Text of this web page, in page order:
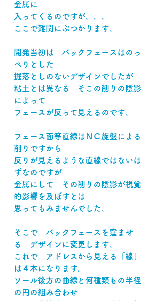
金属に
入ってくるのですが。。。
ここで難関にぶつかります。
開発当初は　バックフェースはのっ
ぺりとした
掘落としのないデザインでしたが
粘土とは異なる　そこの削りの陰影
によって
フェースが反って見えるのです。
フェース面等直線はＮＣ旋盤による
削りですから
反りが見えるような直線ではないは
ずなのですが
金属にして　その削りの陰影が視覚
的影響を及ぼすとは
思ってもみませんでした。
そこで　バックフェースを窪ませ
る　デザインに変更します。
これで　アドレスから見える「線」
は４本になります。
ソール後方の曲線と何種類もの半径
の円の組み合わせ